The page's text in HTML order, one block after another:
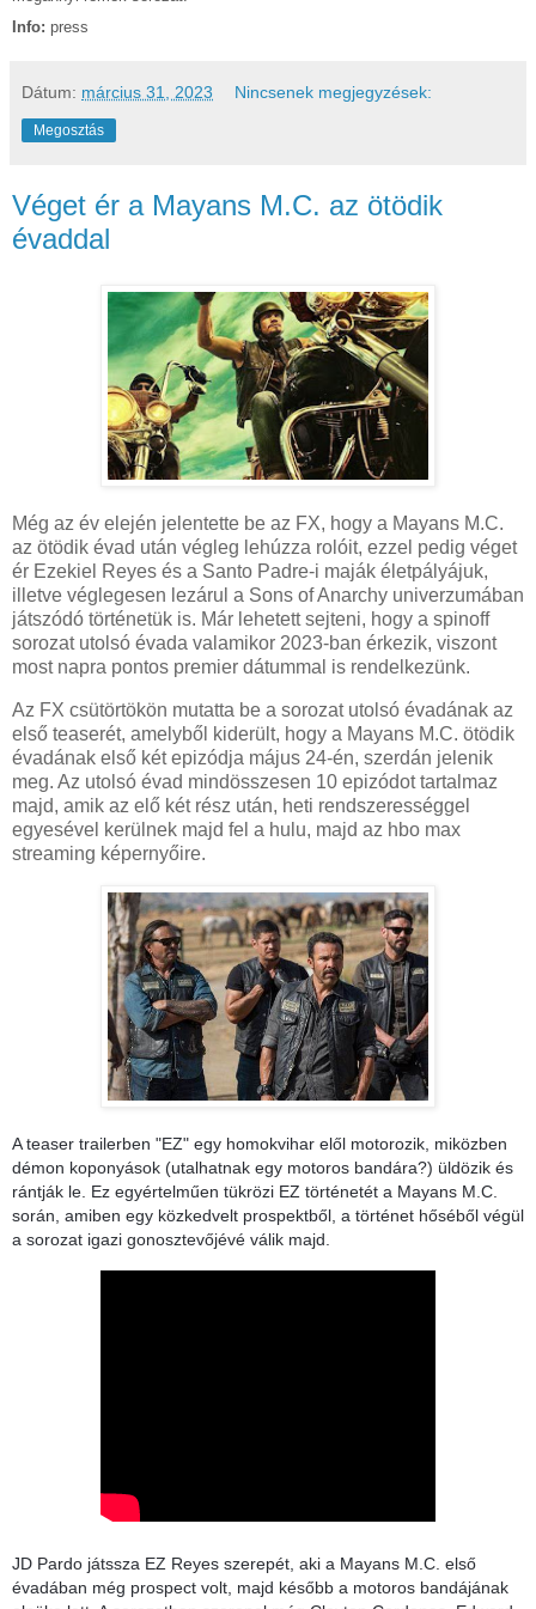
Info: press
Dátum: március 31, 2023 Nincsenek megjegyzések:
Megosztás
Véget ér a Mayans M.C. az ötödik
évaddal
Még az év elején jelentette be az FX, hogy a Mayans M.C.
az ötödik évad után végleg lehúzza rolóit, ezzel pedig véget
ér Ezekiel Reyes és a Santo Padre-i maják életpályájuk,
illetve véglegesen lezárul a Sons of Anarchy univerzumában
játszódó történetük is. Már lehetett sejteni, hogy a spinoff
sorozat utolsó évada valamikor 2023-ban érkezik, viszont
most napra pontos premier dátummal is rendelkezünk.
Az FX csütörtökön mutatta be a sorozat utolsó évadának az
első teaserét, amelyből kiderült, hogy a Mayans M.C. ötödik
évadának első két epizódja május 24-én, szerdán jelenik
meg. Az utolsó évad mindösszesen 10 epizódot tartalmaz
majd, amik az elő két rész után, heti rendszerességgel
egyesével kerülnek majd fel a hulu, majd az hbo max
streaming képernyőire.
A teaser trailerben "EZ" egy homokvihar elől motorozik, miközben
démon koponyások (utalhatnak egy motoros bandára?) üldözik és
rántják le. Ez egyértelműen tükrözi EZ történetét a Mayans M.C.
során, amiben egy közkedvelt prospektből, a történet hőséből végül
a sorozat igazi gonosztevőjévé válik majd.
JD Pardo játssza EZ Reyes szerepét, aki a Mayans M.C. első
évadában még prospect volt, majd később a motoros bandájának